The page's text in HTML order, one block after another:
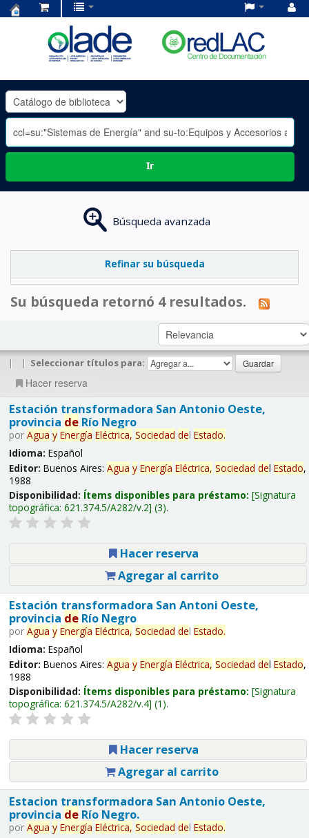
OLADE
-
Ir
Búsqueda avanzada
Refinar su búsqueda
Su búsqueda retornó 4 resultados.
| | Seleccionar títulos para:
Hacer reserva
Estación transformadora San Antonio Oeste,
provincia deRío Negro
por Agua y Energía Eléctrica, Sociedad del Estado.
Idioma: Español
Editor: Buenos Aires: Agua y Energía Eléctrica, Sociedad del Estado,
1988
Disponibilidad: Ítems disponibles para préstamo: Signatura
topográfica: 621.374.5/A282/v.2 (3).
Hacer reserva
Agregar al carrito
Estación transformadora San Antoni Oeste,
provincia deRío Negro
por Agua y Energía Eléctrica, Sociedad del Estado.
Idioma: Español
Editor: Buenos Aires: Agua y Energía Eléctrica, Sociedad del Estado,
1988
Disponibilidad: Ítems disponibles para préstamo: Signatura
topográfica: 621.374.5/A282/v.4 (1).
Hacer reserva
Agregar al carrito
Estacion transformadora San Antonio Oeste,
provincia deRío Negro.
por Agua y Energía Eléctrica, Sociedad del Estado.